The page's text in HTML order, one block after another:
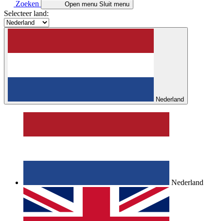
Zoeken Open menu Sluit menu
Selecteer land:
Nederland
Nederland